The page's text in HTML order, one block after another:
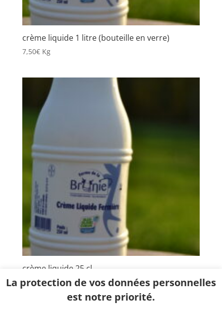
crème liquide 1 litre (bouteille en verre)
7,50€ Kg
crème liquide 25 cl
2,30€ Kg
La protection de vos données personnelles
est notre priorité.